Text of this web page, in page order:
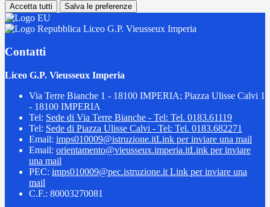
Accetta tutti Salva le preferenze
Liceo G.P. Vieusseux Imperia
Contatti
Liceo G.P. Vieusseux Imperia
Via Terre Bianche 1 - 18100 IMPERIA; Piazza Ulisse Calvi 1
- 18100 IMPERIA
Tel: Sede di Via Terre Bianche - Tel: Tel. 0183.61119
Tel: Sede di Piazza Ulisse Calvi - Tel: Tel. 0183.682271
Email: imps010009@istruzione.itLink per inviare una mail
Email: orientamento@vieusseux.imperia.itLink per inviare
una mail
PEC: imps010009@pec.istruzione.it Link per inviare una
mail
C.F.: 80003270081